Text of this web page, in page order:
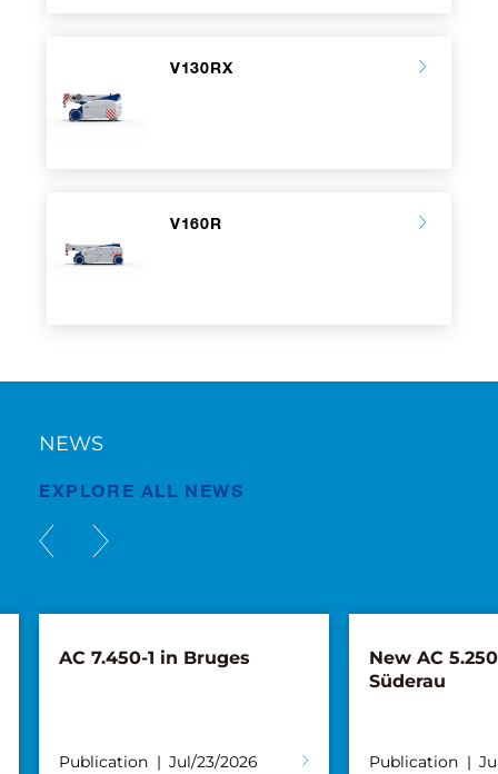
V130RX
V160R
NEWS
EXPLORE ALL NEWS
AC 7.450-1 in Bruges
Publication Jul/23/2026
New AC
Süderau
Publication